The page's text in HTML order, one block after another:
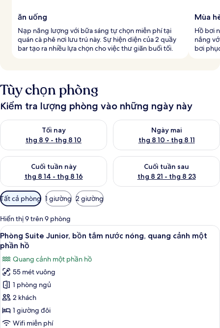
ăn uống
Nạp năng lượng với bữa sáng tự chọn miễn phí tại
quán cà phê nơi lưu trú này. Sự hiện diện của 2 quầy
bar tạo ra nhiều lựa chọn cho việc thư giãn buổi tối.
Mùa
Hồ bơi
nắng
bơi
Tùy chọn phòng
Kiểm tra lượng phòng vào những ngày này
Tối nay
thg 8 9 - thg 8 10
Kiểm tra lượng phòng tối nay từ thg 8 9 - thg 8 10
Ngày mai
thg 8 10 - thg 8 11
Kiểm tra lượng phòng ngày
Cuối tuần này
thg 8 14 - thg 8 16
Kiểm tra lượng phòng cuối tuần này từ thg 8 14 - thg 8 16
Cuối tuần sau
thg 8 21 - thg 8 23
Kiểm tra lượng phòng cuối
Bộ
lọc
có
thể
dùng
để
lọc
tìm
phòng
Tất cả phòng 1 giường 2 giường
Hiển thị 9 trên 9 phòng
Xem
tất
cả
ảnh
Phòng
Suite
Junior,
bồn
tắm
Phòng Suite Junior, bồn tắm nước
17
Phòng Suite Junior, bồn tắm nước nóng, quang cảnh một
phần hồ
Quang cảnh một phần hồ
55 mét vuông
1 phòng ngủ
2 khách
1 giường đôi
Wifi miễn phí